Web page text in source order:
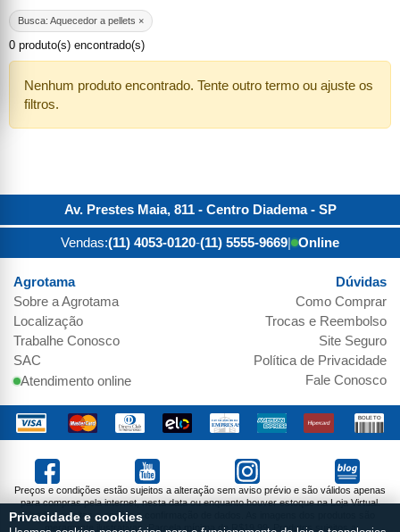
Busca: Aquecedor a pellets ×
0 produto(s) encontrado(s)
Nenhum produto encontrado. Tente outro termo ou ajuste os
filtros.
Av. Prestes Maia, 811 - Centro Diadema- SP
Vendas:(11) 4053-0120-(11) 5555-9669| Online
Agrotama
Sobre aAgrotama
Localização
Trabalhe Conosco
SAC
Atendimento online
Dúvidas
Como Comprar
Trocas e Reembolso
Site Seguro
Política de Privacidade
Fale Conosco
Preços e condições estão sujeitos a alteração sem aviso prévio e são válidos apenas
para compras pela internet, nesta data ou enquanto houver estoque na Loja Virtual.
Vendas sujeitas a análise e confirmação de dados. As imagens dos produtos são
meramente ilustrativas. Parcela mínima de R$19,99. Produtos sujeitos a
Privacidade e cookies